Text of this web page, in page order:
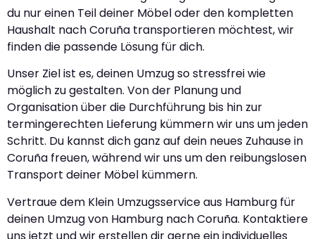
du nur einen Teil deiner Möbel oder den kompletten
Haushalt nach Coruña transportieren möchtest, wir
finden die passende Lösung für dich.
Unser Ziel ist es, deinen Umzug so stressfrei wie
möglich zu gestalten. Von der Planung und
Organisation über die Durchführung bis hin zur
termingerechten Lieferung kümmern wir uns um jeden
Schritt. Du kannst dich ganz auf dein neues Zuhause in
Coruña freuen, während wir uns um den reibungslosen
Transport deiner Möbel kümmern.
Vertraue dem Klein Umzugsservice aus Hamburg für
deinen Umzug von Hamburg nach Coruña. Kontaktiere
uns jetzt und wir erstellen dir gerne ein individuelles